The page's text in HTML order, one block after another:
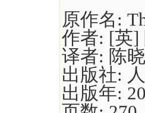
原作名:
作者: [英]
译者: 陈
出版社:
出版年: